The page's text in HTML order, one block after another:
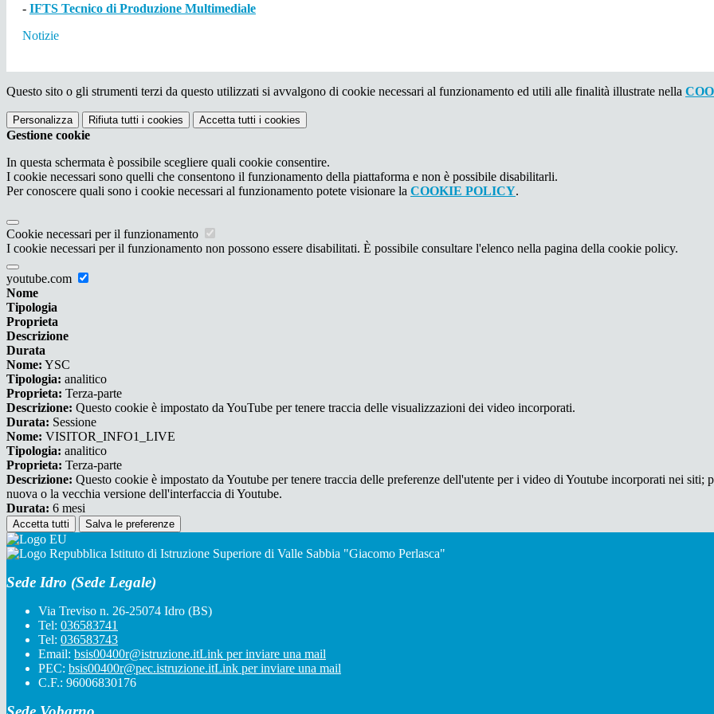
- IFTS Tecnico di Produzione Multimediale
Notizie
Questo sito o gli strumenti terzi da questo utilizzati si avvalgono di cookie necessari al funzionamento ed utili alle finalità illustrate nella
Personalizza Rifiuta tutti i cookies Accetta tutti i cookies
Gestione cookie
In questa schermata è possibile scegliere quali cookie consentire.
I cookie necessari sono quelli che consentono il funzionamento della piattaforma e non è possibile disabilitarli.
Per conoscere quali sono i cookie necessari al funzionamento potete visionare la COOKIE POLICY.
Cookie necessari per il funzionamento
I cookie necessari per il funzionamento non possono essere disabilitati. È possibile consultare l'elenco nella pagina della cookie policy.
youtube.com
Nome
Tipologia
Proprieta
Descrizione
Durata
Nome: YSC
Tipologia: analitico
Proprieta: Terza-parte
Descrizione: Questo cookie è impostato da YouTube per tenere traccia delle visualizzazioni dei video incorporati.
Durata: Sessione
Nome: VISITOR_INFO1_LIVE
Tipologia: analitico
Proprieta: Terza-parte
Descrizione: Questo cookie è impostato da Youtube per tenere traccia delle preferenze dell'utente per i video di Youtube incorporati nei
nuova o la vecchia versione dell'interfaccia di Youtube.
Durata: 6 mesi
Accetta tutti Salva le preferenze
Istituto di Istruzione Superiore di Valle Sabbia "Giacomo Perlasca"
Sede Idro (Sede Legale)
Via Treviso n. 26-25074 Idro (BS)
Tel: 036583741
Tel: 036583743
Email: bsis00400r@istruzione.itLink per inviare una mail
PEC: bsis00400r@pec.istruzione.itLink per inviare una mail
C.F.: 96006830176